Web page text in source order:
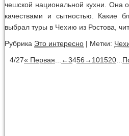
чешской национальной кухни. Она
качествами и сытностью. Какие
выбрал туры в Чехию из Ростова,
Рубрика Это интересно | Метки:
4/27« Первая... ←3456→ 101520...